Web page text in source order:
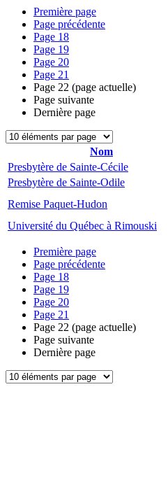
Première page
Page précédente
Page 18
Page 19
Page 20
Page 21
Page 22 (page actuelle)
Page suivante
Dernière page
Nom
Presbytère de Sainte-Cécile
Presbytère de Sainte-Odile
Remise Paquet-Hudon
Université du Québec à Rimouski
Première page
Page précédente
Page 18
Page 19
Page 20
Page 21
Page 22 (page actuelle)
Page suivante
Dernière page